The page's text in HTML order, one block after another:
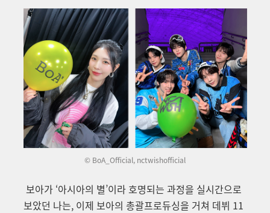
© BoA_Official, nctwishofficial
보아가 ‘아시아의 별’이라 호명되는 과정을 실시간으로
보았던 나는, 이제 보아의 총괄프로듀싱을 거쳐 데뷔 11